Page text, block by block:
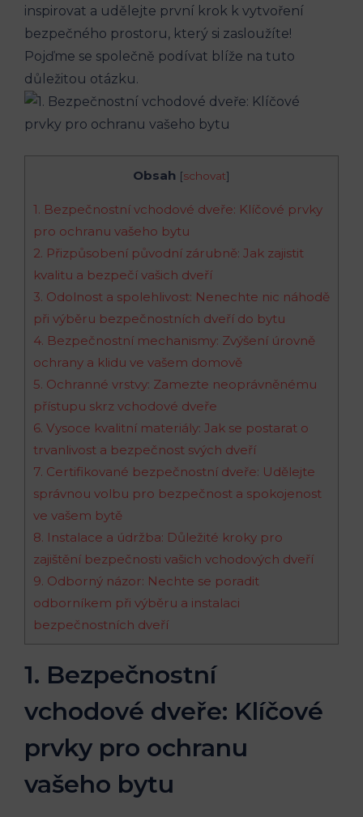
‍inspirovat a udělejte první krok k⁣ vytvoření
bezpečného prostoru, ⁤který si zasloužíte!
Pojďme se‍ společně podívat blíže na tuto
důležitou otázku.
Obsah [schovat]
1. Bezpečnostní vchodové dveře: Klíčové prvky
pro‍ ochranu ‌vašeho bytu
2. Přizpůsobení původní zárubně: Jak⁢ zajistit
kvalitu a bezpečí ⁣vašich ‍dveří
3.​ Odolnost a​ spolehlivost: Nenechte nic náhodě
při výběru bezpečnostních dveří do bytu
4. Bezpečnostní mechanismy: Zvýšení úrovně
ochrany‍ a klidu ve vašem domově
5. Ochranné ⁢vrstvy: Zamezte neoprávněnému
přístupu skrz​ vchodové ⁣dveře
6. Vysoce kvalitní materiály: Jak se postarat o
trvanlivost a​ bezpečnost⁤ svých dveří
7. Certifikované bezpečnostní dveře: Udělejte
správnou volbu pro bezpečnost a spokojenost
ve vašem bytě
8. ⁣Instalace‌ a údržba: Důležité kroky ‍pro
zajištění bezpečnosti vašich vchodových ⁣dveří
9. Odborný názor: Nechte ​se poradit
odborníkem při výběru a instalaci
bezpečnostních ⁢dveří
1. Bezpečnostní
vchodové dveře: Klíčové
prvky pro‍ ochranu
‌vašeho bytu